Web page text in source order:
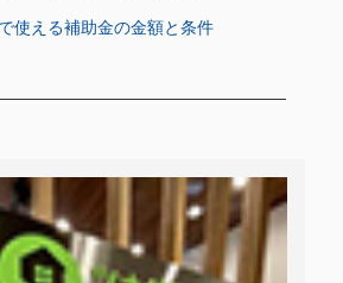
使える補助金の金額と条件